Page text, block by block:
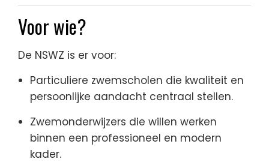
Voor wie?
De NSWZ is er voor:
Particuliere zwemscholen die kwaliteit en
persoonlijke aandacht centraal stellen.
Zwemonderwijzers die willen werken
binnen een professioneel en modern
kader.